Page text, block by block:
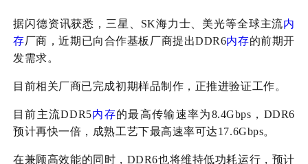
据闪德资讯获悉，三星、SK海力士、美光等全球主流内
存厂商，近期已向合作基板厂商提出DDR6内存的前期开
发需求。
目前相关厂商已完成初期样品制作，正推进验证工作。
目前主流DDR5内存的最高传输速率为8.4Gbps，DDR6
预计再快一倍，成熟工艺下最高速率可达17.6Gbps。
在兼顾高效能的同时，DDR6也将维持低功耗运行，预计